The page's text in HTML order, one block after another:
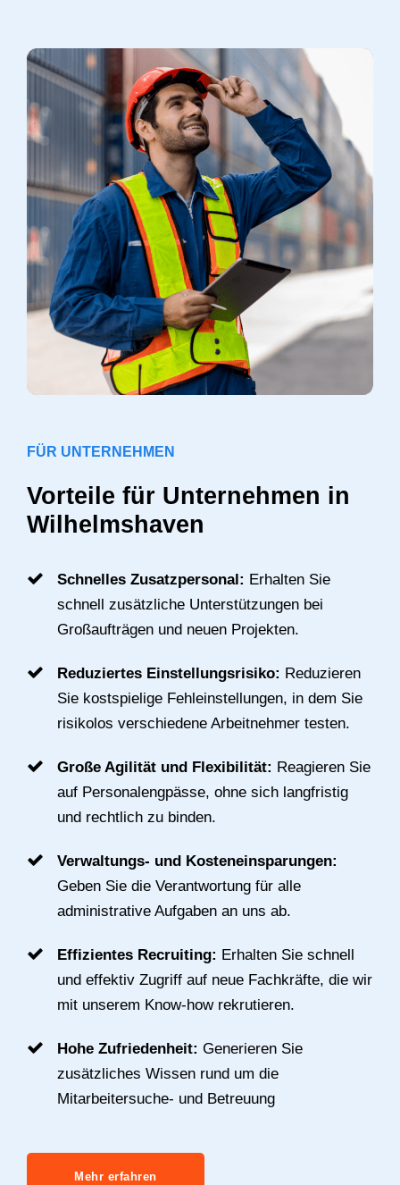
FÜR UNTERNEHMEN
Vorteile für Unternehmen in
Wilhelmshaven
Schnelles Zusatzpersonal: Erhalten Sie
schnell zusätzliche Unterstützungen bei
Großaufträgen und neuen Projekten.
Reduziertes Einstellungsrisiko: Reduzieren
Sie kostspielige Fehleinstellungen, in dem Sie
risikolos verschiedene Arbeitnehmer testen.
Große Agilität und Flexibilität: Reagieren Sie
auf Personalengpässe, ohne sich langfristig
und rechtlich zu binden.
Verwaltungs- und Kosteneinsparungen:
Geben Sie die Verantwortung für alle
administrative Aufgaben an uns ab.
Effizientes Recruiting: Erhalten Sie schnell
und effektiv Zugriff auf neue Fachkräfte, die wir
mit unserem Know-how rekrutieren.
Hohe Zufriedenheit: Generieren Sie
zusätzliches Wissen rund um die
Mitarbeitersuche- und Betreuung
Mehr erfahren